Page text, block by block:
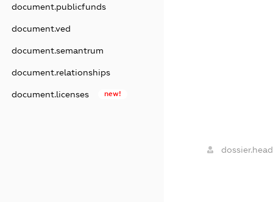
document.publicfunds
document.ved
document.semantrum
document.relationships
document.licenses new!